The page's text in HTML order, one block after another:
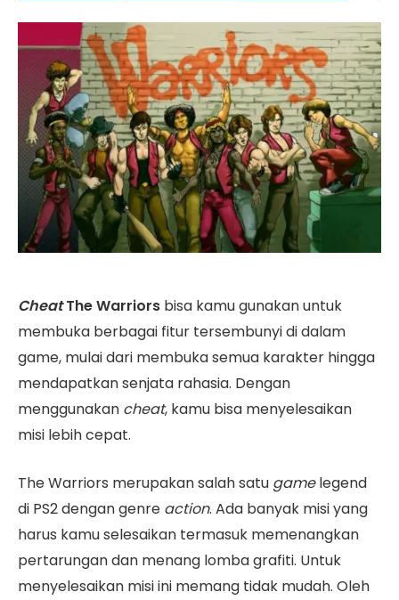
CheatThe Warriors bisa kamu gunakan untuk
membuka berbagai fitur tersembunyi di dalam
game, mulai dari membuka semua karakter hingga
mendapatkan senjata rahasia. Dengan
menggunakan cheat, kamu bisa menyelesaikan
misi lebih cepat.
The Warriors merupakan salah satu gamelegend
di PS2 dengan genre action. Ada banyak misi yang
harus kamu selesaikan termasuk memenangkan
pertarungan dan menang lomba grafiti. Untuk
menyelesaikan misi ini memang tidak mudah. Oleh